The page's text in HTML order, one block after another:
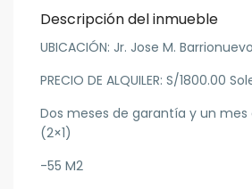
Descripción del inmueble
UBICACIÓN: Jr. Jose M.
PRECIO DE ALQUILER: S/1800.00
Dos meses de garantía y un
(2×1)
-55 M2